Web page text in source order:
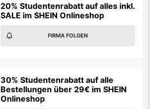
20% Studentenrabatt auf alles inkl.
SALE im SHEIN Onlineshop
FIRMA FOLGEN
30% Studentenrabatt auf alle
Bestellungen über 29€ im SHEIN
Onlineshop